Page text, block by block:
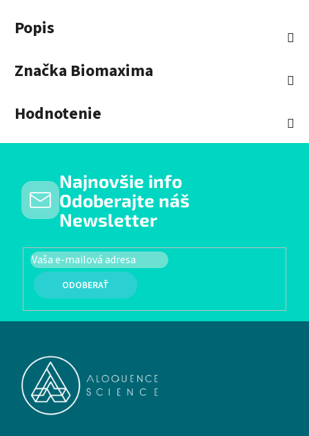
Popis
Značka Biomaxima
Hodnotenie
Najnovšie info
Odoberajte náš
Newsletter
PRIHLÁSIŤ SA